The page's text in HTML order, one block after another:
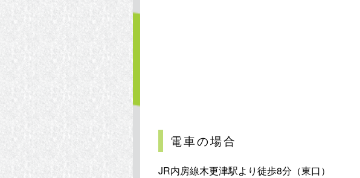
電車の場合
JR内房線木更津駅より徒歩8分（東口）